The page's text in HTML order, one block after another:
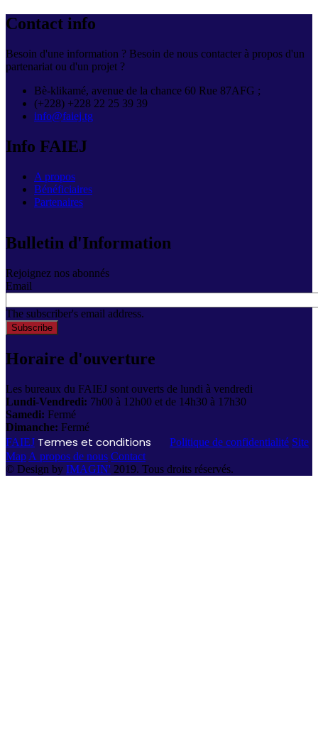
Contact info
Besoin d'une information ? Besoin de nous contacter à propos d'un
partenariat ou d'un projet ?
Bè-klikamé, avenue de la chance 60 Rue 87AFG ;
(+228) +228 22 25 39 39
info@faiej.tg
Info FAIEJ
A propos
Bénéficiaires
Partenaires
Bulletin d'Information
Rejoignez nos abonnés
Email
The subscriber's email address.
Horaire d'ouverture
Les bureaux du FAIEJ sont ouverts de lundi à vendredi
Lundi-Vendredi: 7h00 à 12h00 et de 14h30 à 17h30
Samedi: Fermé
Dimanche: Fermé
FAIEJ Termes et conditions Politique de confidentialité Site
Map A propos de nous Contact
© Design by IMAGIN' 2019. Tous droits réservés.